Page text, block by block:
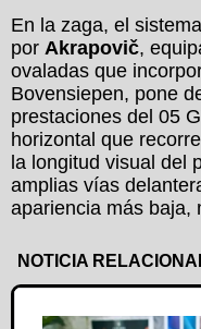
En la zaga, el
por Akrapovič,
ovaladas que
Bovensiepen, pone
prestaciones del 05
horizontal que
la longitud visual del
amplias vías
apariencia más baja,
NOTICIA